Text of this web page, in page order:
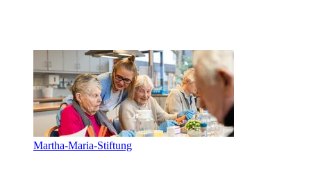
Martha-Maria-Stiftung